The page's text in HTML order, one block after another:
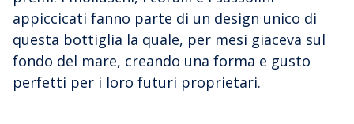
appiccicati fanno parte di un design unico di
questa bottiglia la quale, per mesi giaceva sul
fondo del mare, creando una forma e gusto
perfetti per i loro futuri proprietari.